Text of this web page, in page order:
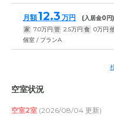
月額12.3 万円 (入居金0
家 7.0万円 管 2.5万円 食 0万円
個室 / プランA
空室状況
空室2室 (2026/08/04 更新)